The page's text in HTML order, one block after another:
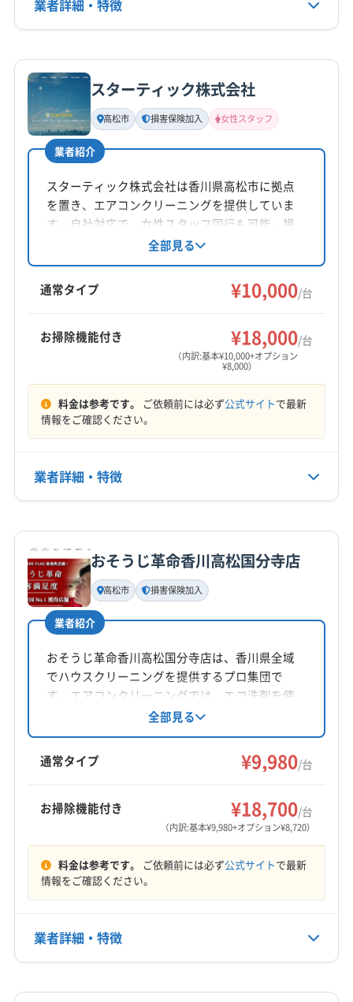
電話番号
公式HP
公式サイトを見る
業者詳細・特徴
基本情報
代表者名
木下直弥
所在地
岡山県邑久町豊安69-1
対応地域
丸亀市 高松市
善通寺市
東かがわ市 綾歌郡綾川町
綾歌郡宇多津町
香川郡直島町
小豆郡土庄町
木田郡三木町
(兵庫県) たつの市
(兵庫県) 赤穂市
(兵庫県) 姫路市
(兵庫県) 揖保郡太子町
(岡山県) 英田郡西粟倉村
(岡山県) 岡山市中区
(岡山県) 岡山市東区
(岡山県) 岡山市南区
(岡山県) 岡山市北区
(岡山県) 玉野市
(岡山県) 勝田郡奈義町
(岡山県) 小田郡矢掛町
(岡山県) 新見市
(岡山県) 真庭郡新庄村
(岡山県) 真庭市
(岡山県) 瀬戸内市
(岡山県) 赤磐市
(岡山県) 浅口郡里庄町
(岡山県) 浅口市
(岡山県) 倉敷市
(岡山県) 総社市
(岡山県) 津山市
(岡山県) 都窪郡早島町
(岡山県) 苫田郡鏡野町
(岡山県) 備前市
(岡山県) 美作市
(岡山県) 和気郡和気町
定休日
年中無休
非公開
スターティック株式会社
高松市 損害保険加入 女性スタッフ
業者紹介
スターティック株式会社は香川県高松市に拠点
を置き、エアコンクリーニングを提供していま
す。自社対応で、女性スタッフ同行も可能。損
害保険加入済みです。基本料金10,000円からで、
複数台割引やオプションも充実。感染症対策も
徹底し、快適な生活をサポートします。
全部見る
通常タイプ ¥10,000/台
お掃除機能付き ¥18,000/台
（内訳:基本¥10,000+オプション
¥8,000）
料金は参考です。 ご依頼前には必ず公式サイトで最新
情報をご確認ください。
業者詳細・特徴
基本情報
代表者名
吉田英樹
所在地
香川県高松市鬼無町山口773-5
対応地域
丸亀市 高松市
善通寺市
東かがわ市 綾歌郡綾川町
綾歌郡宇多津町
仲多度郡まんのう町
仲多度郡多度津町
(徳島県) 板野郡上板町
(徳島県) 板野郡板野町
(徳島県) 板野郡藍住町
(愛媛県) 四国中央市
(愛媛県) 新居浜市
平日10:00〜17:00 土日12:00〜16:00
定休日
電話番号
公式HP
おそうじ革命香川高松国分寺店
高松市 損害保険加入
業者紹介
おそうじ革命香川高松国分寺店は、香川県全域
でハウスクリーニングを提供するプロ集団で
す。エアコンクリーニングでは、エコ洗剤を使
用し、徹底的な分解洗浄でカビや汚れを除去。
損害保険加入済みで、仕上がりに不満の場合は
無料で追加対応しています。クレジットカード
や電子マネーにも対応。年中無休で9時～18時ま
全部見る
通常タイプ ¥9,980/台
お掃除機能付き ¥18,700/台
（内訳:基本¥9,980+オプション¥8,720）
料金は参考です。 ご依頼前には必ず公式サイトで最新
情報をご確認ください。
業者詳細・特徴